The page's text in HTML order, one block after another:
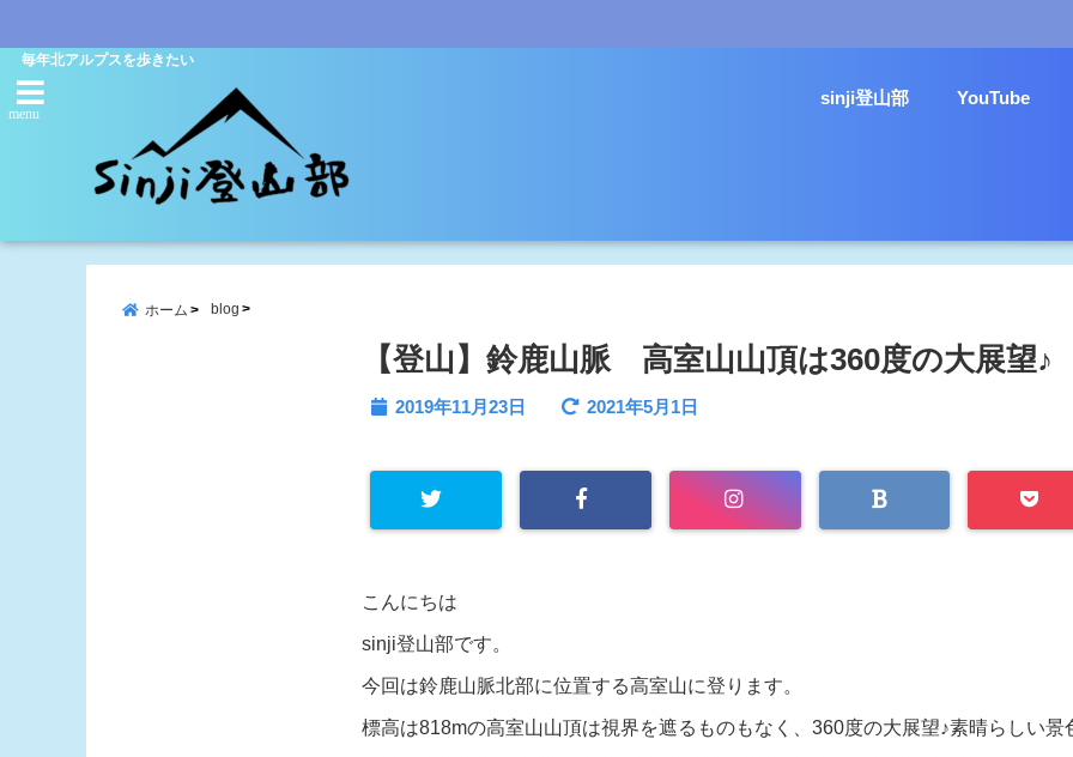
毎年北アルプスを歩きたい
menu
sinji登山部 YouTube
ホーム blog
【登山】鈴鹿山脈 高室山山頂は360度の大展望♪
2019年11月23日 2021年5月1日
こんにちは
sinji登山部です。
今回は鈴鹿山脈北部に位置する高室山に登ります。
標高は818mの高室山山頂は視界を遮るものもなく、360度の大展望♪素晴らしい景